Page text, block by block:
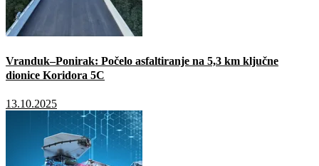
Vranduk–Ponirak: Počelo asfaltiranje na 5,3 km ključne
dionice Koridora 5C
13.10.2025